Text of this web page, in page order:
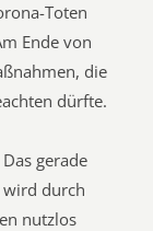
Toten
Ende von
die
dürfte.
gerade
wird durch
nutzlos